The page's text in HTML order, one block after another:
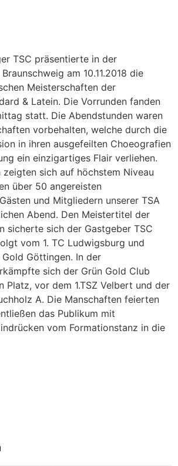
TSC präsentierte in der
am 10.11.2018 die
Meisterschaften der
& Latein. Die Vorrunden fanden
statt. Die Abendstunden waren
vorbehalten, welche durch die
in ihren ausgefeilten Choeografien
ein einzigartiges Flair verliehen.
zeigten sich auf höchstem Niveau
über 50 angereisten
und Mitgliedern unserer TSA
Abend. Den Meistertitel der
sicherte sich der Gastgeber TSC
vom 1. TC Ludwigsburg und
Göttingen. In der
sich der Grün Gold Club
Platz, vor dem 1.TSZ Velbert und der
A. Die Manschaften feierten
das Publikum mit
vom Formationstanz in die